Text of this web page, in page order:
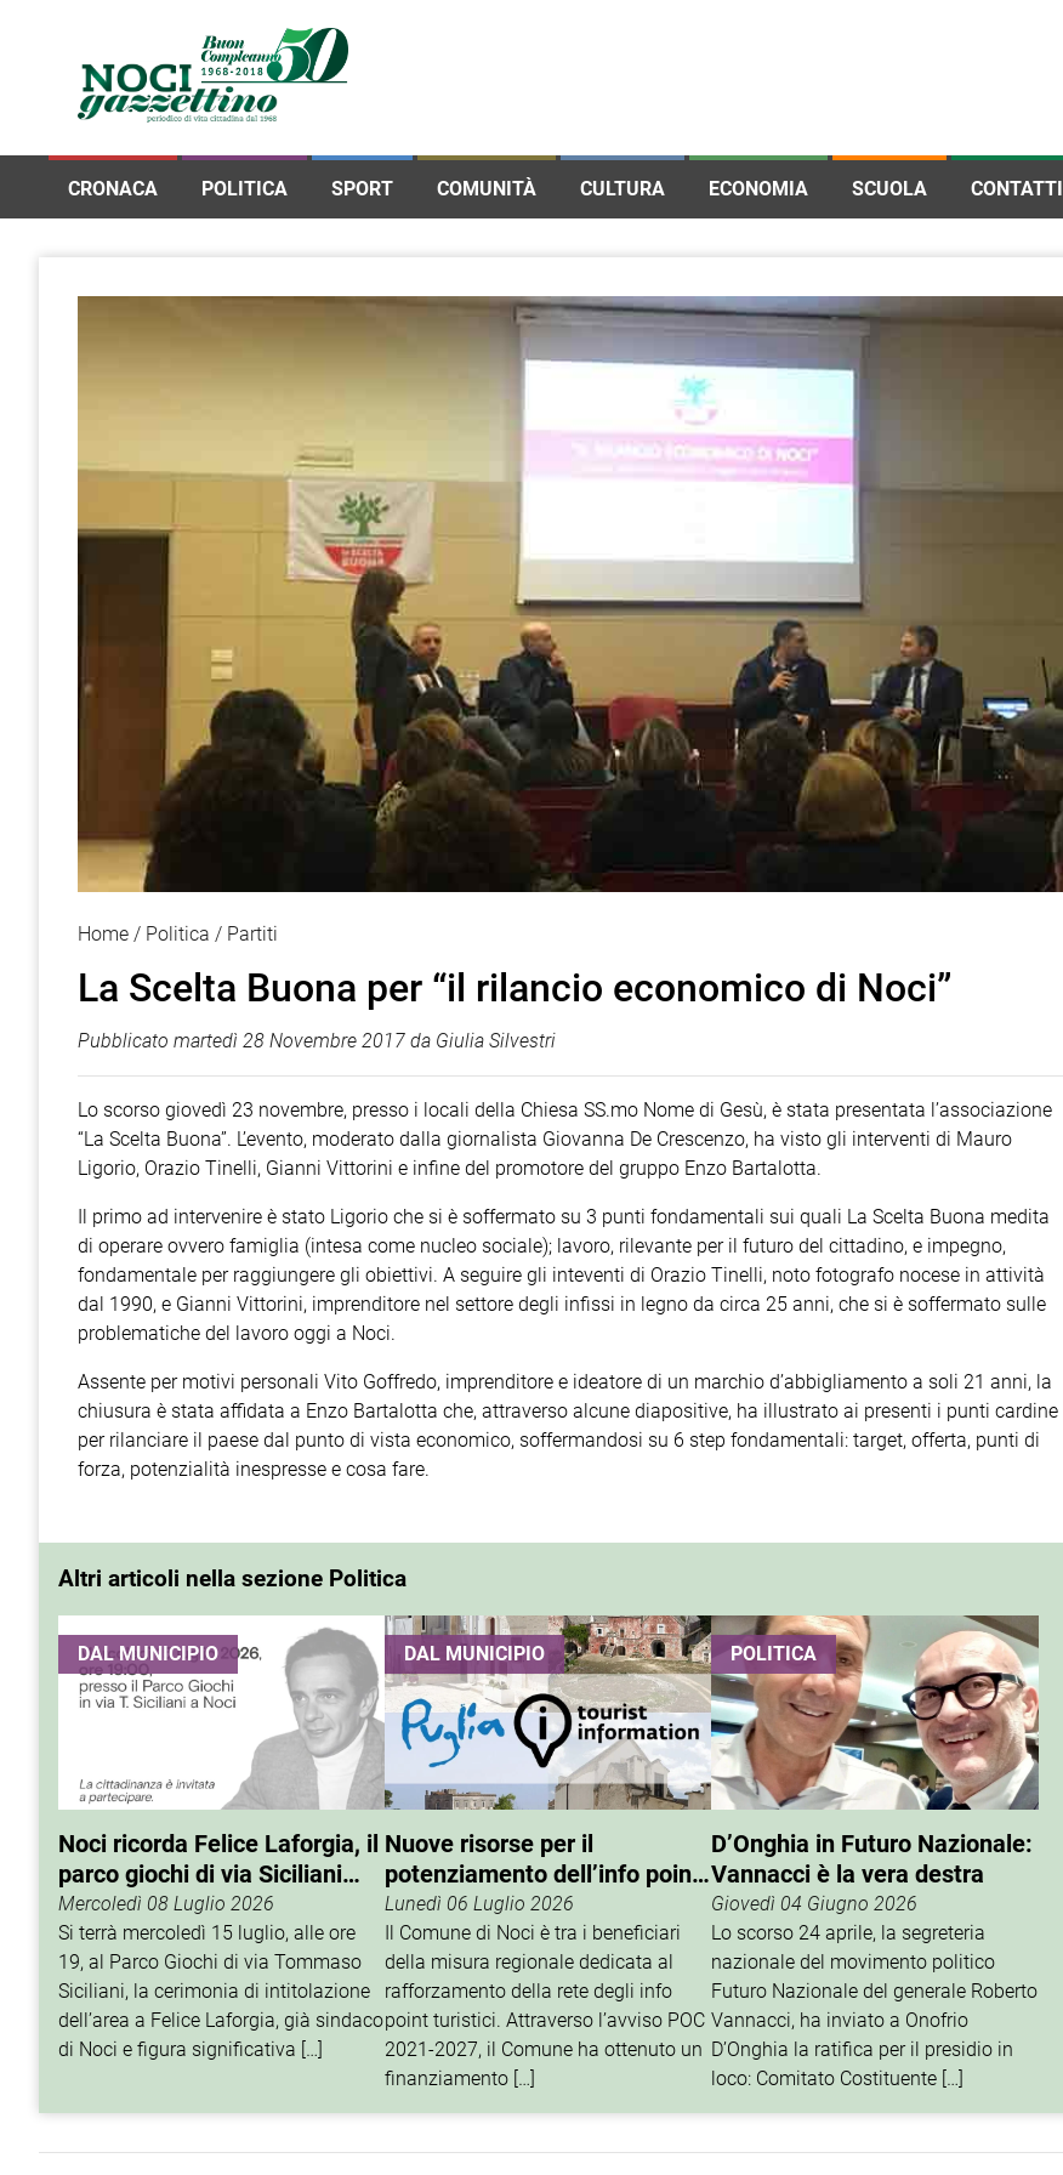
CRONACA POLITICA SPORT COMUNITÀ CULTURA ECONOMIA SCUOLA CONTATTI
Home Politica Partiti
La Scelta Buona per “il rilancio economico di Noci”
Pubblicato martedì 28 Novembre 2017 da Giulia Silvestri
Lo scorso giovedì 23 novembre, presso i locali della Chiesa SS.mo Nome di Gesù, è stata presentata l’associazione
“La Scelta Buona”. L’evento, moderato dalla giornalista Giovanna De Crescenzo, ha visto gli interventi di Mauro
Ligorio, Orazio Tinelli, Gianni Vittorini e infine del promotore del gruppo Enzo Bartalotta.
Il primo ad intervenire è stato Ligorio che si è soffermato su 3 punti fondamentali sui quali La Scelta Buona medita
di operare ovvero famiglia (intesa come nucleo sociale); lavoro, rilevante per il futuro del cittadino, e impegno,
fondamentale per raggiungere gli obiettivi. A seguire gli inteventi di Orazio Tinelli, noto fotografo nocese in attività
dal 1990, e Gianni Vittorini, imprenditore nel settore degli infissi in legno da circa 25 anni, che si è soffermato sulle
problematiche del lavoro oggi a Noci.
Assente per motivi personali Vito Goffredo, imprenditore e ideatore di un marchio d’abbigliamento a soli 21 anni, la
chiusura è stata affidata a Enzo Bartalotta che, attraverso alcune diapositive, ha illustrato ai presenti i punti cardine
per rilanciare il paese dal punto di vista economico, soffermandosi su 6 step fondamentali: target, offerta, punti di
forza, potenzialità inespresse e cosa fare.
Altri articoli nella sezione Politica
DAL MUNICIPIO
Noci ricorda Felice Laforgia, il
parco giochi di via Siciliani
porterà il suo nome
Mercoledì 08 Luglio 2026
Si terrà mercoledì 15 luglio, alle ore
19, al Parco Giochi di via Tommaso
Siciliani, la cerimonia di intitolazione
dell’area a Felice Laforgia, già sindaco
di Noci e figura significativa […]
DAL MUNICIPIO
Nuove risorse per il
potenziamento dell’info point
turistico
Lunedì 06 Luglio 2026
Il Comune di Noci è tra i beneficiari
della misura regionale dedicata al
rafforzamento della rete degli info
point turistici. Attraverso l’avviso POC
2021-2027, il Comune ha ottenuto un
finanziamento […]
POLITICA
D’Onghia in Futuro Nazionale:
Vannacci è la vera destra
Giovedì 04 Giugno 2026
Lo scorso 24 aprile, la segreteria
nazionale del movimento politico
Futuro Nazionale del generale Roberto
Vannacci, ha inviato a Onofrio
D’Onghia la ratifica per il presidio in
loco: Comitato Costituente […]